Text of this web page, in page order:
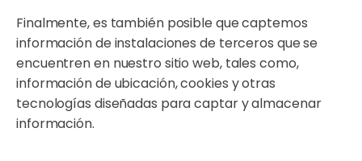
Finalmente, es también posible que captemos
información de instalaciones de terceros que se
encuentren en nuestro sitio web, tales como,
información de ubicación, cookies y otras
tecnologías diseñadas para captar y almacenar
información.